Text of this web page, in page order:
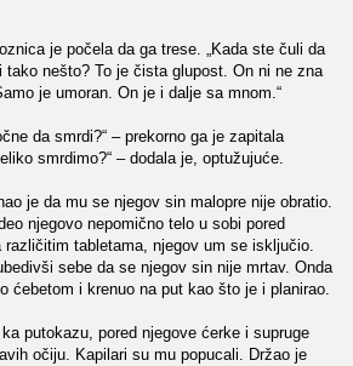
je počela da ga trese. „Kada ste čuli da
tako nešto? To je čista glupost. On ni ne zna
je umoran. On je i dalje sa mnom.“
da smrdi?“ – prekorno ga je zapitala
smrdimo?“ – dodala je, optužujuće.
je da mu se njegov sin malopre nije obratio.
njegovo nepomično telo u sobi pored
tabletama, njegov um se isključio.
sebe da se njegov sin nije mrtav. Onda
ćebetom i krenuo na put kao što je i planirao.
putokazu, pored njegove ćerke i supruge
očiju. Kapilari su mu popucali. Držao je